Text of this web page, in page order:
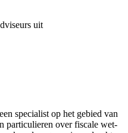
uit
specialist op het gebied van
particulieren over fiscale wet-